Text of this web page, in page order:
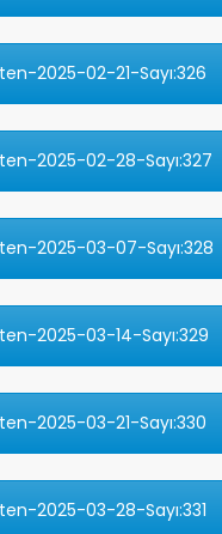
2025-02-21-Sayı:326
2025-02-28-Sayı:327
2025-03-07-Sayı:328
2025-03-14-Sayı:329
2025-03-21-Sayı:330
2025-03-28-Sayı:331